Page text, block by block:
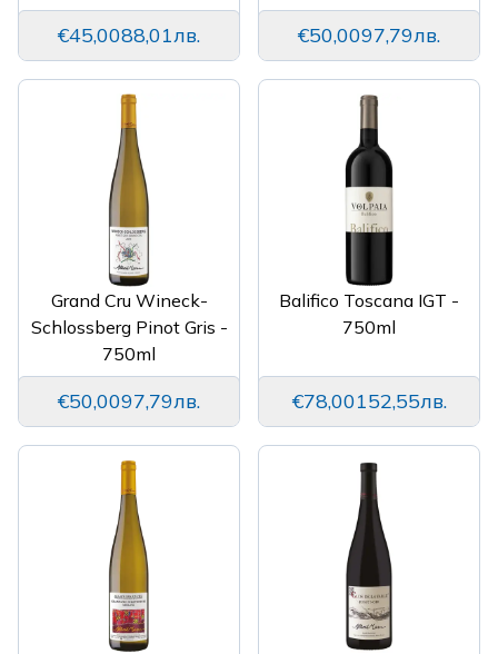
€45,0088,01лв. €50,0097,79лв.
Grand Cru Wineck-
Schlossberg Pinot Gris -
750ml
€50,0097,79лв.
Balifico Toscana IGT -
750ml
€78,00152,55лв.